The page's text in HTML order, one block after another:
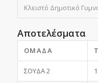
Κλειστό Δημοτικό
Αποτελέσματα
ΟΜΆΔΑ T
ΣΟΥΔΑ 2 1